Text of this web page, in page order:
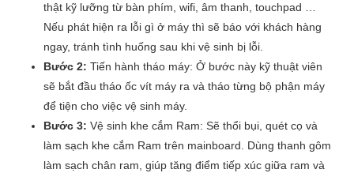
thật kỹ lưỡng từ bàn phím, wifi, âm thanh, touchpad …
Nếu phát hiện ra lỗi gì ở máy thì sẽ báo với khách hàng
ngay, tránh tình huống sau khi vệ sinh bị lỗi.
Bước 2: Tiến hành tháo máy: Ở bước này kỹ thuật viên
sẽ bắt đầu tháo ốc vít máy ra và tháo từng bộ phận máy
để tiện cho việc vệ sinh máy.
Bước 3: Vệ sinh khe cắm Ram: Sẽ thổi bụi, quét cọ và
làm sạch khe cắm Ram trên mainboard. Dùng thanh gôm
làm sạch chân ram, giúp tăng điểm tiếp xúc giữa ram và